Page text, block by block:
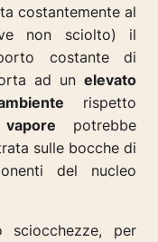
costantemente al
non sciolto) il
costante di
ad un elevato
rispetto
potrebbe
sulle bocche di
del nucleo
sciocchezze, per